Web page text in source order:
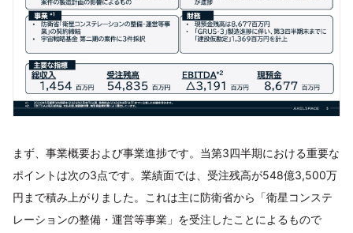
まず、事業概要および事業進捗です。当第3四半期における重要な
ポイントは次の3点です。業績面では、受注残高が548億3,500万
円まで積み上がりました。これは主に防衛省から「衛星コンステ
レーションの整備・運営等事業」を受注したことによるもので